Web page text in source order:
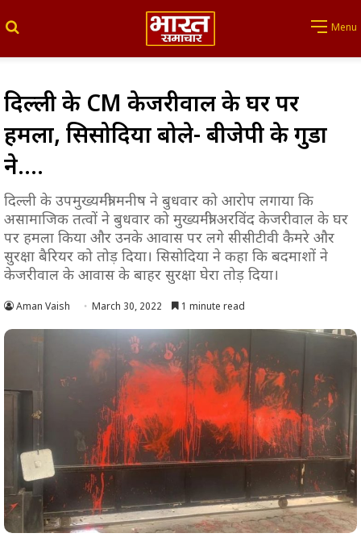
Menu
दिल्ली के CM केजरीवाल के घर पर
हमला, सिसोदिया बोले- बीजेपी के गुडों
ने….
दिल्ली के उपमुख्यमंत्री मनीष ने बुधवार को आरोप लगाया कि
असामाजिक तत्वों ने बुधवार को मुख्यमंत्री अरविंद केजरीवाल के घर
पर हमला किया और उनके आवास पर लगे सीसीटीवी कैमरे और
सुरक्षा बैरियर को तोड़ दिया। सिसोदिया ने कहा कि बदमाशों ने
केजरीवाल के आवास के बाहर सुरक्षा घेरा तोड़ दिया।
Aman Vaish March 30, 2022 1 minute read